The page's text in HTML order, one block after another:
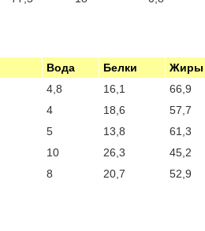
Вода Белки
Жиры
4,8 16,1
66,9
4 18,6
57,7
5 13,8
61,3
10 26,3
45,2
8 20,7 52,9